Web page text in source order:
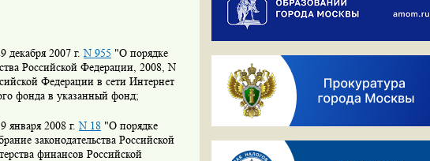
декабря 2007 г.N 955 "О порядке
Российской Федерации, 2008, N
Федерации в сети Интернет
фонда в указанный фонд;
января 2008 г.N 18 "О порядке
законодательства Российской
финансов Российской